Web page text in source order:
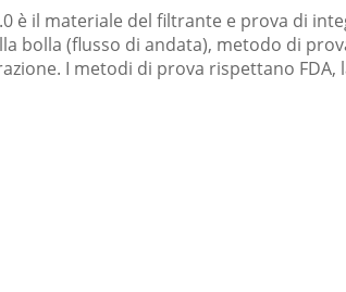
è il materiale del filtrante e prova di
bolla (flusso di andata), metodo di
I metodi di prova rispettano